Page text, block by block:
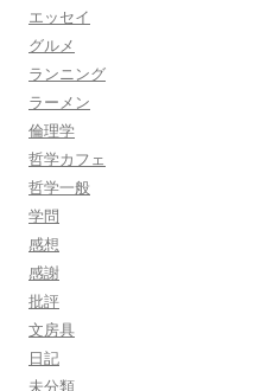
エッセイ
グルメ
ランニング
ラーメン
倫理学
哲学カフェ
哲学一般
学問
感想
感謝
批評
文房具
日記
未分類